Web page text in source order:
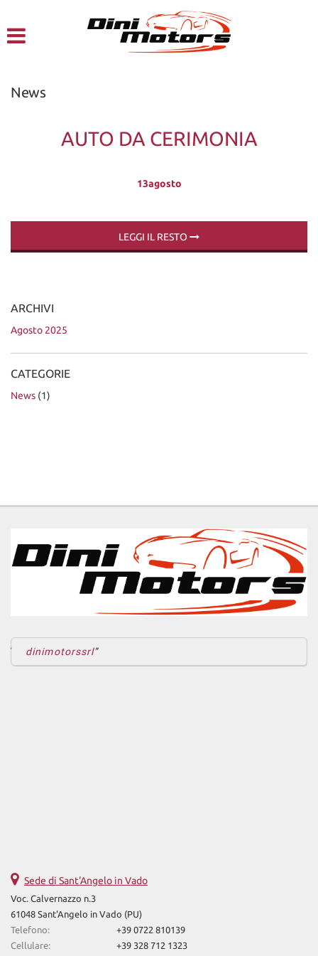
NOLEGGIO A BREVE TERMINE
ASSISTENZA
DICONO DI NOI
CONTATTI
News
AUTO DA CERIMONIA
13agosto
LEGGI IL RESTO
ARCHIVI
Agosto 2025
CATEGORIE
News (1)
dinimotorssrl
Sede di Sant'Angelo in Vado
Voc. Calvernazzo n.3
61048 Sant'Angelo in Vado (PU)
Telefono:
+39 0722 810139
Cellulare:
+39 328 712 1323